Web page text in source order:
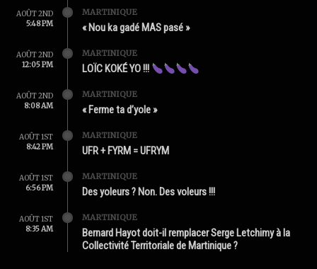
AOÛT 2ND
5:48 PM
MARTINIQUE
« Nou ka gadé MAS pasé »
AOÛT 2ND
12:05 PM
MARTINIQUE
LOÏC KOKÉ YO !!!
AOÛT 2ND
8:08 AM
MARTINIQUE
« Ferme ta d’yole »
AOÛT 1ST
8:42 PM
MARTINIQUE
UFR + FYRM = UFRYM
AOÛT 1ST
6:56 PM
MARTINIQUE
Des yoleurs ? Non. Des voleurs !!!
AOÛT 1ST
8:35 AM
MARTINIQUE
Bernard Hayot doit-il remplacer Serge Letchimy à la
Collectivité Territoriale de Martinique ?